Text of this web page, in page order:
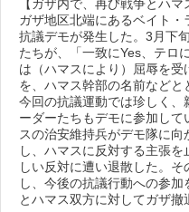
【ガザ内で、再び戦争とハ
ガザ地区北端にあるベイト
抗議デモが発生した。3月下
たちが、「一致にYes、テロ
は（ハマスにより）屈辱を受
を、ハマス幹部の名前などと
今回の抗議運動では珍しく、
ーダーたちもデモに参加し
スの治安維持兵がデモ隊に
し、ハマスに反対する主張
しい反対に遭い退散した。
し、今後の抗議行動への参
とハマス双方に対してガザ